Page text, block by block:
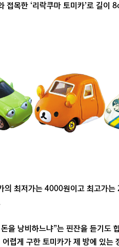
접목한 ‘리락쿠마 토미카’로 길이
의 최저가는 4000원이고 최고가
을 낭비하느냐”는 핀잔을 듣기도
렵게 구한 토미카가 제 방에 있